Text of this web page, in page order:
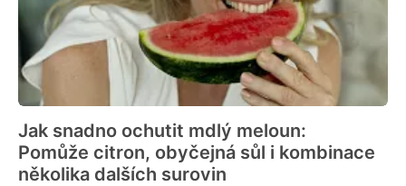
Jak snadno ochutit mdlý meloun:
Pomůže citron, obyčejná sůl i kombinace
několika dalších surovin